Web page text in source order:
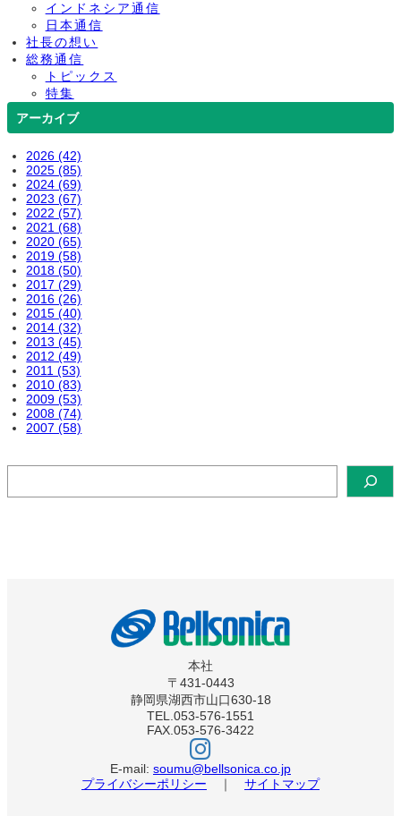
インドネシア通信
日本通信
社長の想い
総務通信
トピックス
特集
アーカイブ
2026 (42)
2025 (85)
2024 (69)
2023 (67)
2022 (57)
2021 (68)
2020 (65)
2019 (58)
2018 (50)
2017 (29)
2016 (26)
2015 (40)
2014 (32)
2013 (45)
2012 (49)
2011 (53)
2010 (83)
2009 (53)
2008 (74)
2007 (58)
本社
〒431-0443
静岡県湖西市山口630-18
TEL.053-576-1551
FAX.053-576-3422
ベ
ル
ソ
ニ
カ
E-mail: soumu@bellsonica.co.jp
プライバシーポリシー ｜ サイトマップ